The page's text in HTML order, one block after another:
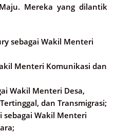
Mereka yang dilantik
sebagai Wakil Menteri
Menteri Komunikasi dan
Wakil Menteri Desa,
dan Transmigrasi;
sebagai Wakil Menteri